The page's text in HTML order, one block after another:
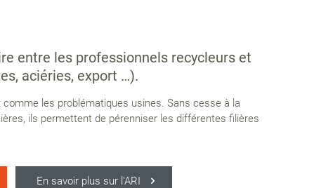
entre les professionnels recycleurs et
aciéries, export …).
les problématiques usines. Sans cesse à la
ils permettent de pérenniser les différentes filières
En savoir plus sur l'ARI